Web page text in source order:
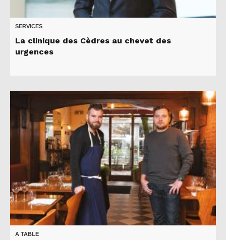
SERVICES
La clinique des Cèdres au chevet des
urgences
A TABLE